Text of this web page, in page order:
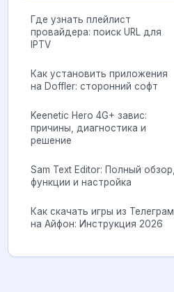
Где узнать плейлист
провайдера: поиск URL для
IPTV
Как установить приложения
на Doffler: сторонний софт
Keenetic Hero 4G+ завис:
причины, диагностика и
решение
Sam Text Editor: Полный обзор,
функции и настройка
Как скачать игры из Телеграм
на Айфон: Инструкция 2026